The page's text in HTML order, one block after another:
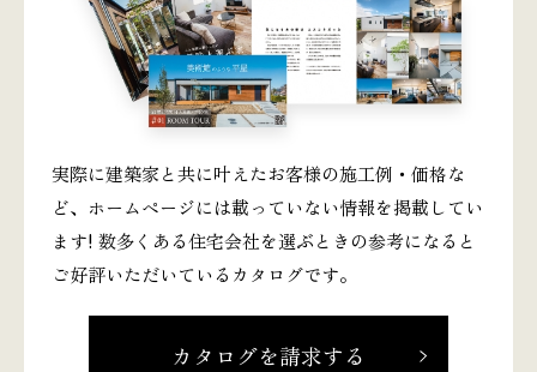
実際に建築家と共に叶えたお客様の施工例・価格な
ど、ホームページには載っていない情報を掲載してい
ます! 数多くある住宅会社を選ぶときの参考になると
ご好評いただいているカタログです。
カタログを請求する